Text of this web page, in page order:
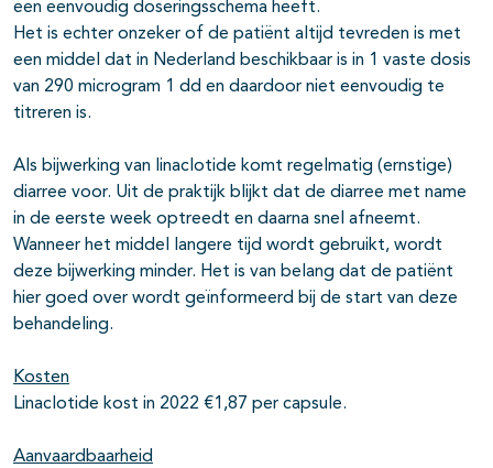
een eenvoudig doseringsschema heeft.
Het is echter onzeker of de patiënt altijd tevreden is met
een middel dat in Nederland beschikbaar is in 1 vaste dosis
van 290 microgram 1 dd en daardoor niet eenvoudig te
titreren is.
Als bijwerking van linaclotide komt regelmatig (ernstige)
diarree voor. Uit de praktijk blijkt dat de diarree met name
in de eerste week optreedt en daarna snel afneemt.
Wanneer het middel langere tijd wordt gebruikt, wordt
deze bijwerking minder. Het is van belang dat de patiënt
hier goed over wordt geïnformeerd bij de start van deze
behandeling.
Kosten
Linaclotide kost in 2022 €1,87 per capsule.
Aanvaardbaarheid